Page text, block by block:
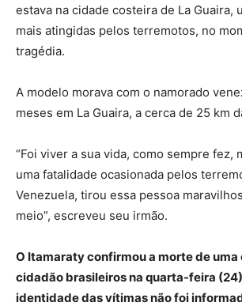
estava na cidade costeira de La Guaira,
mais atingidas pelos terremotos, no
tragédia.
A modelo morava com o namorado
meses em La Guaira, a cerca de 25 km
“Foi viver a sua vida, como sempre fez,
uma fatalidade ocasionada pelos
Venezuela, tirou essa pessoa
meio”, escreveu seu irmão.
O Itamaraty confirmou a morte de uma
cidadão brasileiros na quarta-feira
identidade das vítimas não foi